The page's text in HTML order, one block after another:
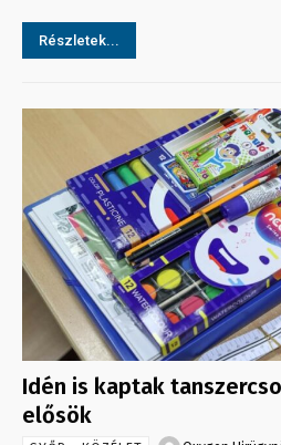
Részletek...
Idén is kaptak
elősök